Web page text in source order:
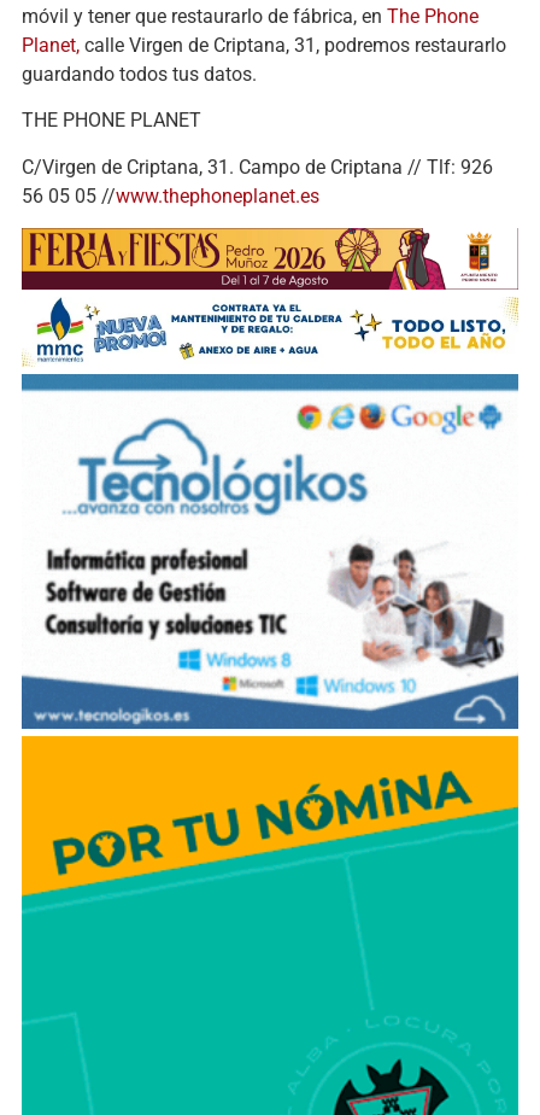
móvil y tener que restaurarlo de fábrica, en The Phone
Planet,calle Virgen de Criptana, 31, podremos restaurarlo
guardando todos tus datos.
THE PHONE PLANET
C/Virgen de Criptana, 31. Campo de Criptana // Tlf: 926
56 05 05 //www.thephoneplanet.es